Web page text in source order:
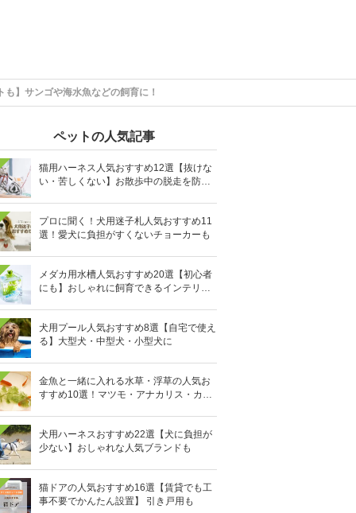
】サンゴや海水魚などの飼育に！
ペットの人気記事
猫用ハーネス人気おすすめ12選【抜けな
い・苦しくない】お散歩中の脱走を防止
プロに聞く！犬用迷子札人気おすすめ11
選！愛犬に負担がすくないチョーカーも
メダカ用水槽人気おすすめ20選【初心者
にも】おしゃれに飼育できるインテリア
犬用プール人気おすすめ8選【自宅で使え
る】大型犬・中型犬・小型犬に
金魚と一緒に入れる水草・浮草の人気お
すすめ10選！マツモ・アナカリス・カボ
犬用ハーネスおすすめ22選【犬に負担が
少ない】おしゃれな人気ブランドも
猫ドアの人気おすすめ16選【賃貸でも工
事不要でかんたん設置】 引き戸用も